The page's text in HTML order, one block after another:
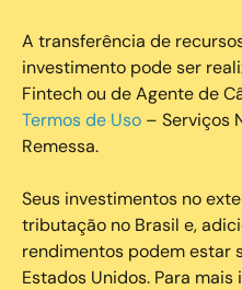
A transferência de
investimento pode ser
Fintech ou de Agente de
Termos de Uso – Serviços
Remessa.
Seus investimentos no
tributação no Brasil e,
rendimentos podem estar
Estados Unidos. Para